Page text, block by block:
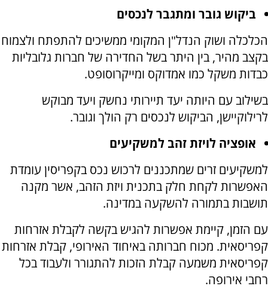
ביקוש גובר ומתגבר לנכסים
הכלכלה ושוק הנדל"ן המקומי ממשיכים להתפתח ולצמוח
בקצב מהיר, בין היתר בשל החדירה של חברות גלובליות
כבדות משקל כמו אמדוקס ומייקרוסופט.
בשילוב עם היותה יעד תיירותי נחשק ויעד מבוקש
לרילוקיישן, הביקוש לנכסים רק הולך וגובר.
אופציה לויזת זהב למשקיעים
למשקיעים זרים שמתכננים לרכוש נכס בקפריסין עומדת
האפשרות לקחת חלק בתכנית ויזת הזהב, אשר מקנה
תושבות בתמורה להשקעה במדינה.
עם הזמן, קיימת אפשרות להגיש בקשה לקבלת אזרחות
קפריסאית. מכוח חברותה באיחוד האירופי, קבלת אזרחות
קפריסאית משמעה קבלת הזכות להתגורר ולעבוד בכל
רחבי אירופה.